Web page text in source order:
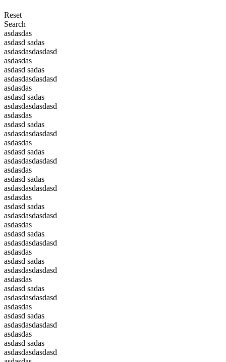
Reset
Search
asdasdas
asdasd sadas
asdasdasdasdasd
asdasdas
asdasd sadas
asdasdasdasdasd
asdasdas
asdasd sadas
asdasdasdasdasd
asdasdas
asdasd sadas
asdasdasdasdasd
asdasdas
asdasd sadas
asdasdasdasdasd
asdasdas
asdasd sadas
asdasdasdasdasd
asdasdas
asdasd sadas
asdasdasdasdasd
asdasdas
asdasd sadas
asdasdasdasdasd
asdasdas
asdasd sadas
asdasdasdasdasd
asdasdas
asdasd sadas
asdasdasdasdasd
asdasdas
asdasd sadas
asdasdasdasdasd
asdasdas
asdasd sadas
asdasdasdasdasd